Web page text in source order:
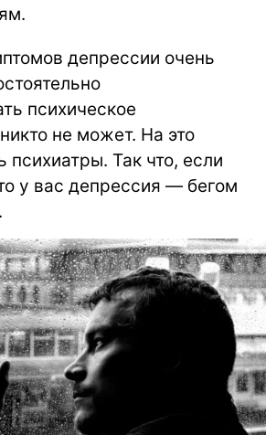
депрессии очень
психическое
не может. На это
Так что, если
у вас депрессия — бегом